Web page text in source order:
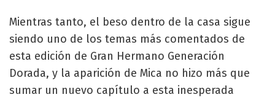
Mientras tanto, el beso dentro de la casa sigue
siendo uno de los temas más comentados de
esta edición de Gran Hermano Generación
Dorada, y la aparición de Mica no hizo más que
sumar un nuevo capítulo a esta inesperada